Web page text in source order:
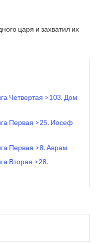
царя и захватил их
Четвертая >103. Дом
Первая >25. Иосеф
Первая >8. Аврам
Вторая >28.